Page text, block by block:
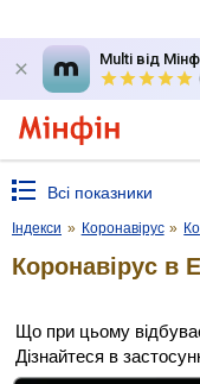
Multi від
Всі показники
Індекси » Коронавірус »
Коронавірус в
Що при цьому
Дізнайтеся в